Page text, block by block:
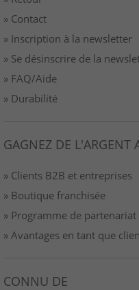
» Contact
» Inscription à la newsletter
» Se désinscrire de la
» FAQ/Aide
» Durabilité
GAGNEZ DE L'ARGENT
» Clients B2B et entreprises
» Boutique franchisée
» Programme de
» Avantages en tant que
CONNU DE